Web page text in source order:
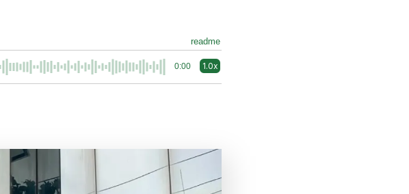
readme
0:00 1.0x